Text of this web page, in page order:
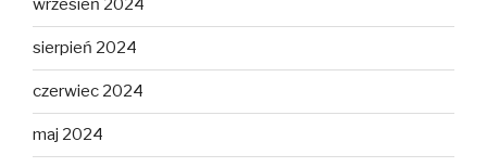
wrzesień 2024
sierpień 2024
czerwiec 2024
maj 2024